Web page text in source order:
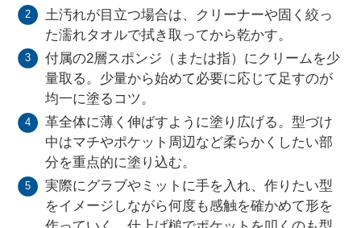
土汚れが目立つ場合は、クリーナーや固く絞っ
た濡れタオルで拭き取ってから乾かす。
付属の2層スポンジ（または指）にクリームを少
量取る。少量から始めて必要に応じて足すのが
均一に塗るコツ。
革全体に薄く伸ばすように塗り広げる。型づけ
中はマチやポケット周辺など柔らかくしたい部
分を重点的に塗り込む。
実際にグラブやミットに手を入れ、作りたい型
をイメージしながら何度も感触を確かめて形を